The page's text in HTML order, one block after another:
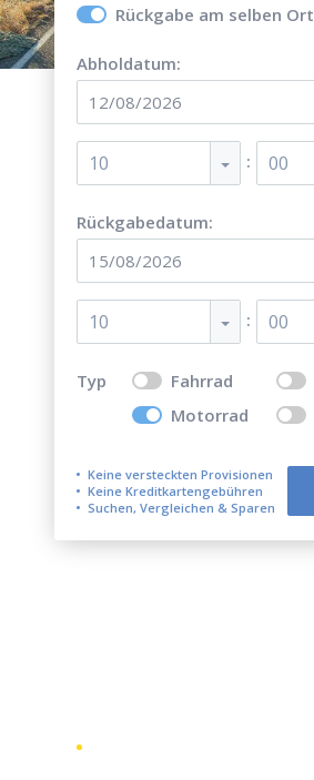
Rückgabe am selben Ort
Abholdatum:
10 : 00
Rückgabedatum:
10 : 00
Typ Fahrrad
Motorrad
Keine versteckten Provisionen
Keine Kreditkartengebühren
Suchen, Vergleichen & Sparen